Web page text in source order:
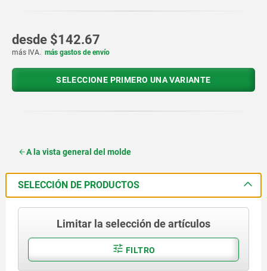
desde $142.67
más IVA. más gastos de envío
SELECCIONE PRIMERO UNA VARIANTE
A la vista general del molde
SELECCIÓN DE PRODUCTOS
Limitar la selección de artículos
FILTRO